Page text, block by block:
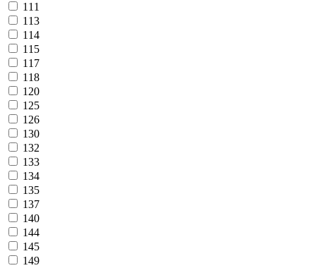
111
113
114
115
117
118
120
125
126
130
132
133
134
135
137
140
144
145
149